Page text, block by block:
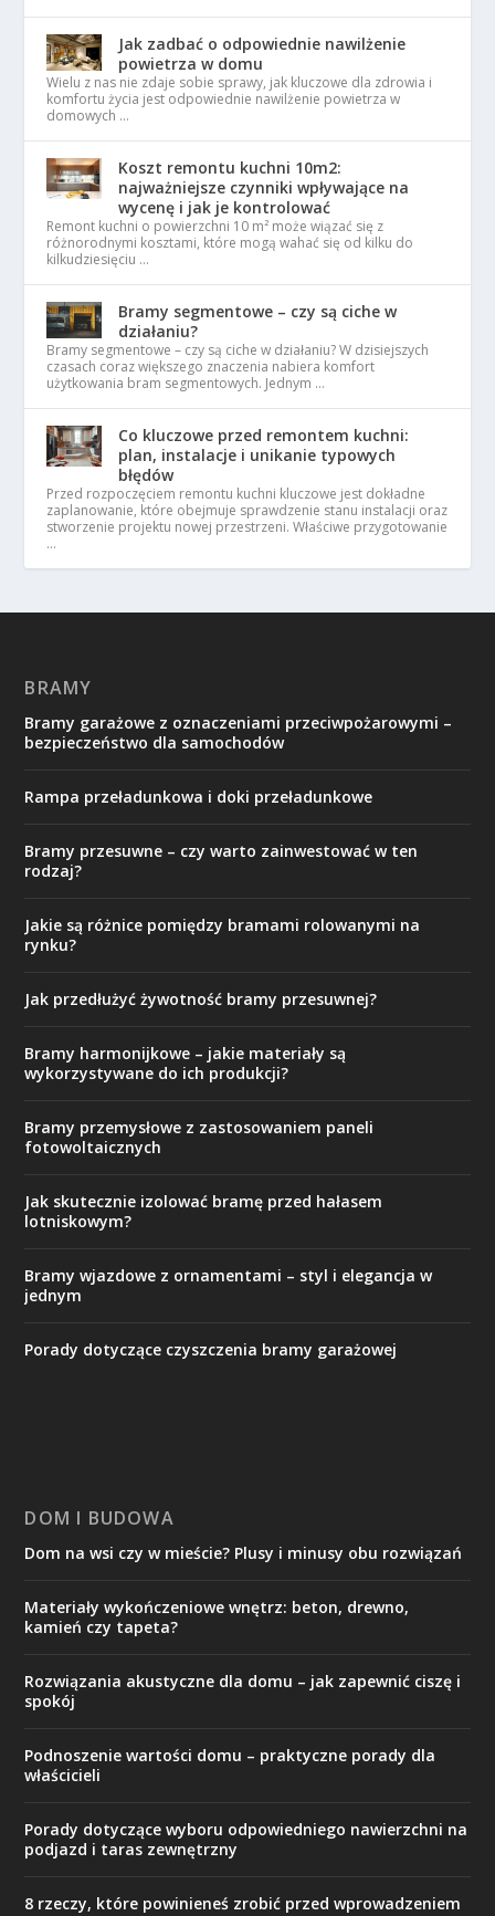
Jak zadbać o odpowiednie nawilżenie
powietrza w domu
Wielu z nas nie zdaje sobie sprawy, jak kluczowe dla zdrowia i
komfortu życia jest odpowiednie nawilżenie powietrza w
domowych …
Koszt remontu kuchni 10m2:
najważniejsze czynniki wpływające na
wycenę i jak je kontrolować
Remont kuchni o powierzchni 10 m² może wiązać się z
różnorodnymi kosztami, które mogą wahać się od kilku do
kilkudziesięciu …
Bramy segmentowe – czy są ciche w
działaniu?
Bramy segmentowe – czy są ciche w działaniu? W dzisiejszych
czasach coraz większego znaczenia nabiera komfort
użytkowania bram segmentowych. Jednym …
Co kluczowe przed remontem kuchni:
plan, instalacje i unikanie typowych
błędów
Przed rozpoczęciem remontu kuchni kluczowe jest dokładne
zaplanowanie, które obejmuje sprawdzenie stanu instalacji oraz
stworzenie projektu nowej przestrzeni. Właściwe przygotowanie
…
BRAMY
Bramy garażowe z oznaczeniami przeciwpożarowymi –
bezpieczeństwo dla samochodów
Rampa przeładunkowa i doki przeładunkowe
Bramy przesuwne – czy warto zainwestować w ten
rodzaj?
Jakie są różnice pomiędzy bramami rolowanymi na
rynku?
Jak przedłużyć żywotność bramy przesuwnej?
Bramy harmonijkowe – jakie materiały są
wykorzystywane do ich produkcji?
Bramy przemysłowe z zastosowaniem paneli
fotowoltaicznych
Jak skutecznie izolować bramę przed hałasem
lotniskowym?
Bramy wjazdowe z ornamentami – styl i elegancja w
jednym
Porady dotyczące czyszczenia bramy garażowej
DOM I BUDOWA
Dom na wsi czy w mieście? Plusy i minusy obu rozwiązań
Materiały wykończeniowe wnętrz: beton, drewno,
kamień czy tapeta?
Rozwiązania akustyczne dla domu – jak zapewnić ciszę i
spokój
Podnoszenie wartości domu – praktyczne porady dla
właścicieli
Porady dotyczące wyboru odpowiedniego nawierzchni na
podjazd i taras zewnętrzny
8 rzeczy, które powinieneś zrobić przed wprowadzeniem